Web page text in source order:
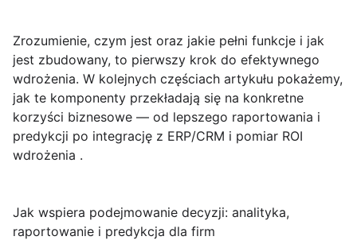
Zrozumienie, czym jest oraz jakie pełni funkcje i jak
jest zbudowany, to pierwszy krok do efektywnego
wdrożenia. W kolejnych częściach artykułu pokażemy,
jak te komponenty przekładają się na konkretne
korzyści biznesowe — od lepszego raportowania i
predykcji po integrację z ERP/CRM i pomiar ROI
wdrożenia .
Jak wspiera podejmowanie decyzji: analityka,
raportowanie i predykcja dla firm